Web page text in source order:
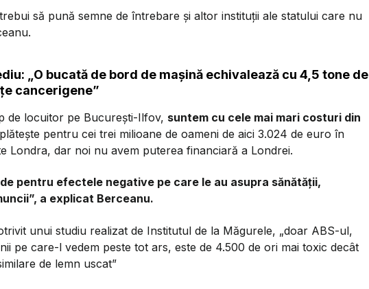
să pună semne de întrebare și altor instituții ale statului care nu
„O bucată de bord de mașină echivalează cu 4,5 tone de
cancerigene”
de locuitor pe București-Ilfov, suntem cu cele mai mari costuri din
pentru cei trei milioane de oameni de aici 3.024 de euro în
Londra, dar noi nu avem puterea financiară a Londrei.
pentru efectele negative pe care le au asupra sănătății,
a explicat Berceanu.
unui studiu realizat de Institutul de la Măgurele, „doar ABS-ul,
pe care-l vedem peste tot ars, este de 4.500 de ori mai toxic decât
de lemn uscat”